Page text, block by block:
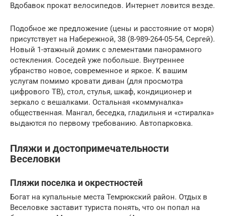
Вдобавок прокат велосипедов. Интернет ловится везде.
Подобное же предложение (цены и расстояние от моря)
присутствует на Набережной, 38 (8-989-264-05-54, Сергей).
Новый 1-этажный домик с элементами панорамного
остекления. Соседей уже побольше. Внутреннее
убранство новое, современное и яркое. К вашим
услугам помимо кровати диван (для просмотра
цифрового ТВ), стол, стулья, шкаф, кондиционер и
зеркало с вешалками. Остальная «коммуналка»
общественная. Мангал, беседка, гладильня и «стиралка»
выдаются по первому требованию. Автопарковка.
Пляжи и достопримечательности
Веселовки
Пляжи поселка и окрестностей
Богат на купальные места Темрюкский район. Отдых в
Веселовке заставит туриста понять, что он попал на